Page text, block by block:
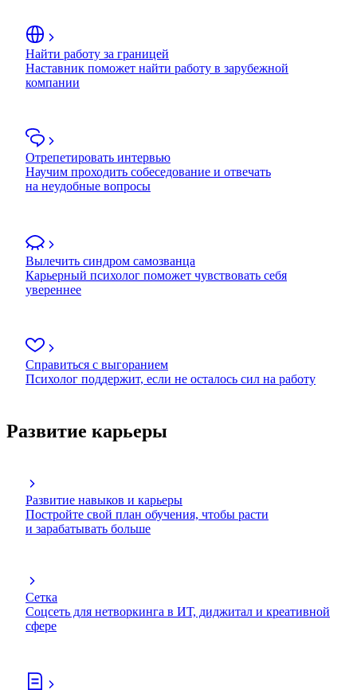
Найти работу за границей
Наставник поможет найти работу в зарубежной
компании
Отрепетировать интервью
Научим проходить собеседование и отвечать
на неудобные вопросы
Вылечить синдром самозванца
Карьерный психолог поможет чувствовать себя
увереннее
Справиться с выгоранием
Психолог поддержит, если не осталось сил на работу
Развитие карьеры
Развитие навыков и карьеры
Постройте свой план обучения, чтобы расти
и зарабатывать больше
Сетка
Соцсеть для нетворкинга в ИТ, диджитал и креативной
сфере